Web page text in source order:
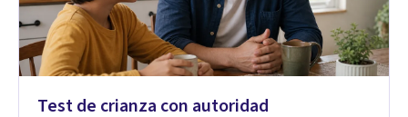
Test de crianza con autoridad